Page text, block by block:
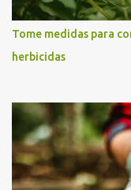
Tome medidas para
herbicidas